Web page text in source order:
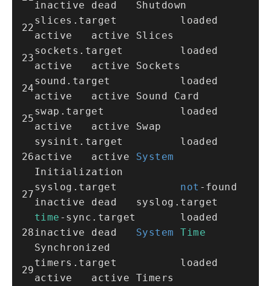
inactive dead   Shutdown
slices.target          loaded
active   active Slices
sockets.target         loaded
active   active Sockets
sound.target           loaded
active   active Sound Card
swap.target            loaded
active   active Swap
sysinit.target         loaded
active   active System
Initialization
syslog.target not - found
inactive dead   syslog.target
time - sync.target       loaded
inactive dead System
Time
Synchronized
timers.target          loaded
active   active Timers